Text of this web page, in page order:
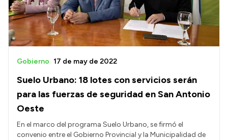
Suelo Urbano: 18 lotes con servicios serán
para las fuerzas de seguridad en San Antonio
Oeste
Gobierno 17 de may de 2022
En el marco del programa Suelo Urbano, se firmó el
convenio entre el Gobierno Provincial y la Municipalidad de